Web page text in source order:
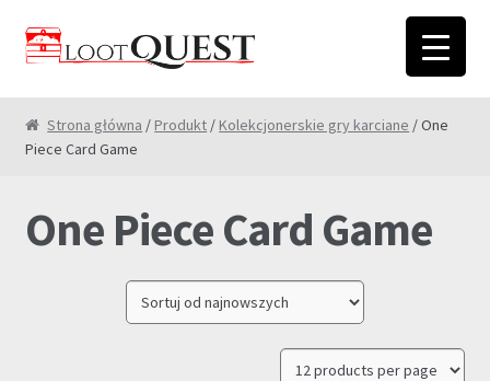
do
nawigacji
do
treści
Strona główna / Produkt / Kolekcjonerskie gry karciane / One
Piece Card Game
One Piece Card Game